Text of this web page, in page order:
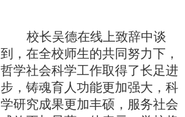
校长吴德在线上致辞中谈
到，在全校师生的共同努力下，
哲学社会科学工作取得了长足进
步，铸魂育人功能更加强大，科
学研究成果更加丰硕，服务社会